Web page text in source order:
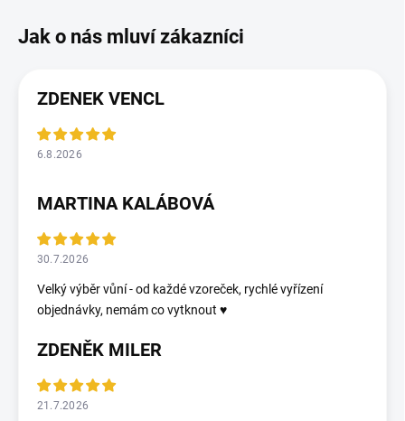
ZDENEK VENCL
6.8.2026
MARTINA KALÁBOVÁ
30.7.2026
Velký výběr vůní - od každé vzoreček, rychlé vyřízení
objednávky, nemám co vytknout ♥️
ZDENĚK MILER
21.7.2026